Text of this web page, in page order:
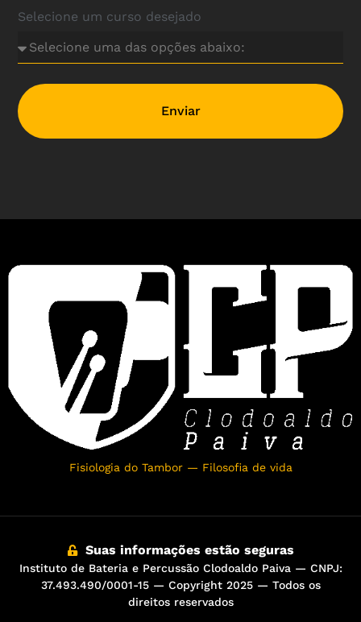
Selecione um curso desejado
Enviar
Fisiologia do Tambor — Filosofia de vida
Suas informações estão seguras
Instituto de Bateria e Percussão Clodoaldo Paiva — CNPJ:
37.493.490/0001-15 — Copyright 2025 — Todos os
direitos reservados